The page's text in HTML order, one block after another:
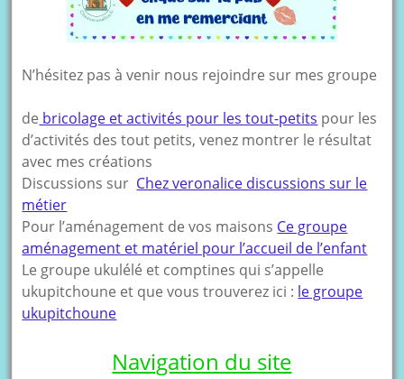
N’hésitez pas à venir nous rejoindre sur mes groupe
de bricolage et activités pour les tout-petits pour les
d’activités des tout petits, venez montrer le résultat
avec mes créations
Discussions sur Chez veronalice discussions sur le
métier
Pour l’aménagement de vos maisons Ce groupe
aménagement et matériel pour l’accueil de l’enfant
Le groupe ukulélé et comptines qui s’appelle
ukupitchoune et que vous trouverez ici : le groupe
ukupitchoune
Navigation du site